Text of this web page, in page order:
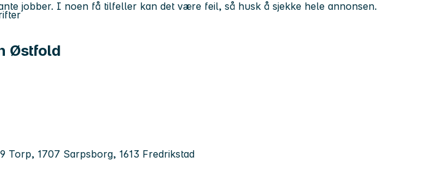
Østfold
Torp, 1707 Sarpsborg, 1613 Fredrikstad
jobber. I noen få tilfeller kan det være feil, så husk å sjekke hele annonsen.